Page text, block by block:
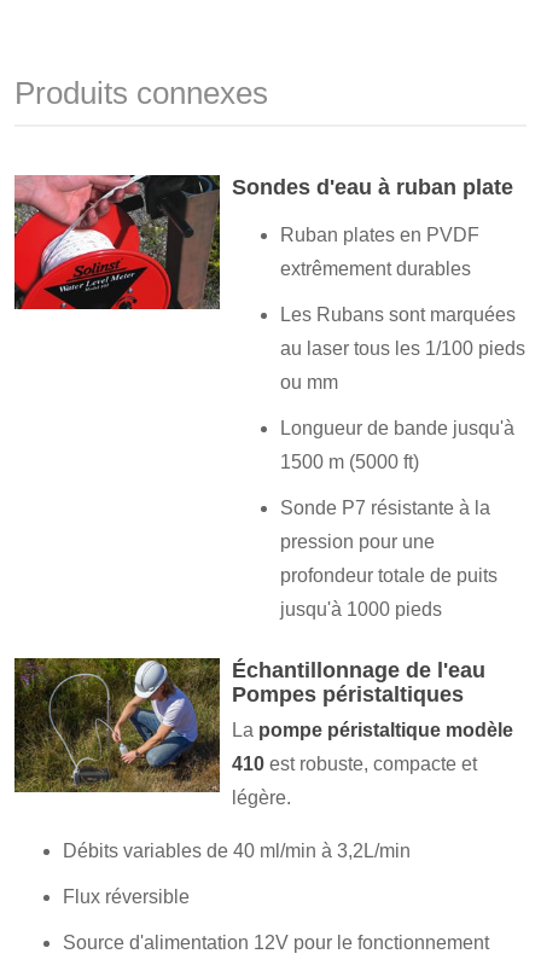
Produits connexes
Sondes d'eau à ruban plate
Ruban plates en PVDF
extrêmement durables
Les Rubans sont marquées
au laser tous les 1/100 pieds
ou mm
Longueur de bande jusqu'à
1500 m (5000 ft)
Sonde P7 résistante à la
pression pour une
profondeur totale de puits
jusqu'à 1000 pieds
Échantillonnage de l'eau
Pompes péristaltiques
La pompe péristaltique modèle
410 est robuste, compacte et
légère.
Débits variables de 40 ml/min à 3,2L/min
Flux réversible
Source d'alimentation 12V pour le fonctionnement